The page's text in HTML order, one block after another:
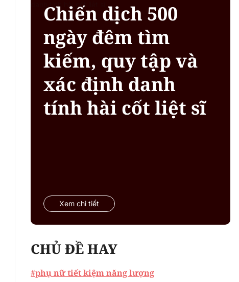
Chiến dịch 500
ngày đêm tìm
kiếm, quy tập và
xác định danh
tính hài cốt liệt sĩ
Xem chi tiết
CHỦ ĐỀ HAY
#phụ nữ tiết kiệm năng lượng